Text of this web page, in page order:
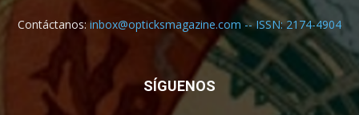
Contáctanos:inbox@opticksmagazine.com -- ISSN: 2174-4904
SÍGUENOS